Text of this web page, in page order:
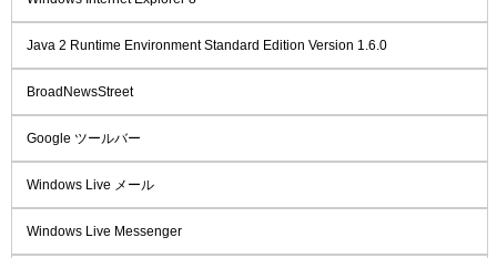
Java 2 Runtime Environment Standard Edition Version 1.6.0
BroadNewsStreet
Google ツールバー
Windows Live メール
Windows Live Messenger